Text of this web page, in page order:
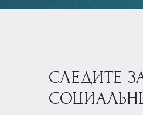
СЛЕДИТЕ